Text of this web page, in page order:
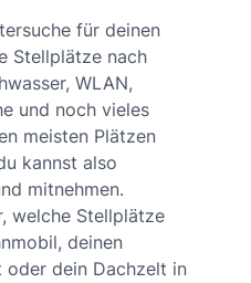
für deinen
Stellplätze nach
WLAN,
und noch vieles
meisten Plätzen
kannst also
mitnehmen.
welche Stellplätze
deinen
oder dein Dachzelt in